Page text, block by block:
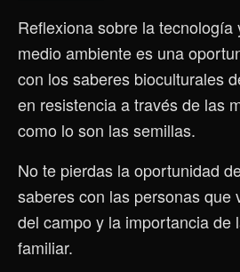
Reflexiona sobre la tecnología
medio ambiente es una
con los saberes bioculturales
en resistencia a través de las
como lo son las semillas.
No te pierdas la oportunidad
saberes con las personas que
del campo y la importancia de
familiar.